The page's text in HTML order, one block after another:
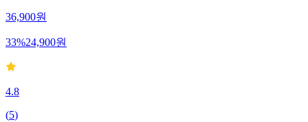
36,900원
33%24,900원
4.8
(5)